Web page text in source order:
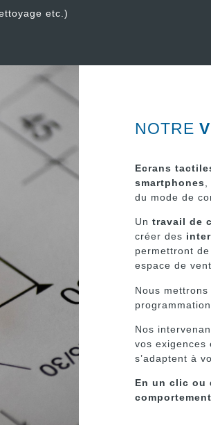
etc.)
NOTRE
Ecrans
smartphones
du mode de
Un travail de
créer des
permettront
espace de
Nous
Nos
vos exigences
s’adaptent à
En un clic ou